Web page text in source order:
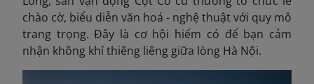
chào cờ, biểu diễn văn hoá - nghệ thuật với quy mô
trang trọng. Đây là cơ hội hiếm có để bạn cảm
nhận không khí thiêng liêng giữa lòng Hà Nội.